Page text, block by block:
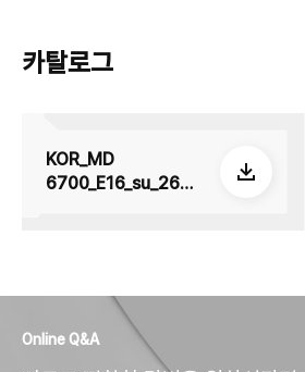
카탈로그
KOR_MD
6700_E16_su_2605
Online Q&A